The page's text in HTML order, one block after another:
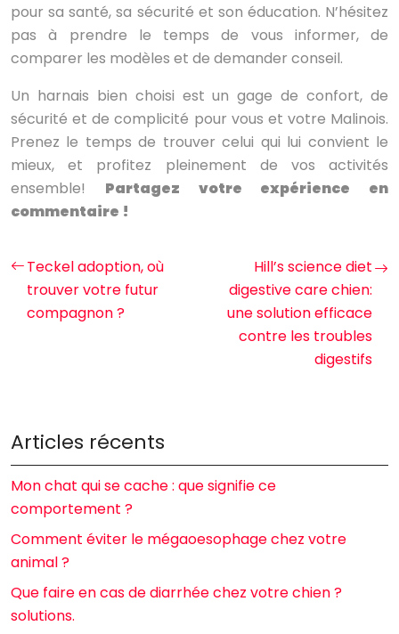
pour sa santé, sa sécurité et son éducation. N’hésitez
pas à prendre le temps de vous informer, de
comparer les modèles et de demander conseil.
Un harnais bien choisi est un gage de confort, de
sécurité et de complicité pour vous et votre Malinois.
Prenez le temps de trouver celui qui lui convient le
mieux, et profitez pleinement de vos activités
ensemble! Partagez votre expérience en
commentaire !
Teckel adoption, où
trouver votre futur
compagnon ?
Hill’s science diet
digestive care chien:
une solution efficace
contre les troubles
digestifs
Articles récents
Mon chat qui se cache : que signifie ce
comportement ?
Comment éviter le mégaoesophage chez votre
animal ?
Que faire en cas de diarrhée chez votre chien ?
solutions.